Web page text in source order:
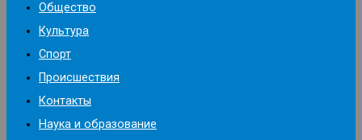
Общество
Культура
Спорт
Происшествия
Контакты
Наука и образование